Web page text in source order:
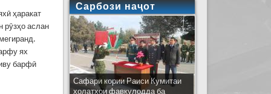
ҳаракат
рӯзҳо аслан
ях
барфӣ
Сарбози наҷот
Сафари кории Раиси Кумитаи
ҳолатҳои фавқулодда ба